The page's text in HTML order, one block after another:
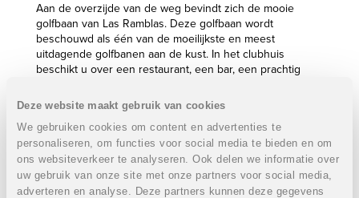
Deze website maakt gebruik van cookies
We gebruiken cookies om content en advertenties te
personaliseren, om functies voor social media te bieden en om
ons websiteverkeer te analyseren. Ook delen we informatie over
uw gebruik van onze site met onze partners voor social media,
adverteren en analyse. Deze partners kunnen deze gegevens
Aan de overzijde van de weg bevindt zich de mooie
golfbaan van Las Ramblas. Deze golfbaan wordt
beschouwd als één van de moeilijkste en meest
uitdagende golfbanen aan de kust. In het clubhuis
beschikt u over een restaurant, een bar, een prachtig
Alle appartementen bieden een mooi zicht over het
groene landschap en de magnifieke kustlijn. Er worden
appartementen gebouwd met 2 of 3 slaapkamers en 2
badkamers. Daarnaast heeft iedere woning nog ruime
terrassen en zit er een berging en parkeerplaats
inbegrepen in de prijs.